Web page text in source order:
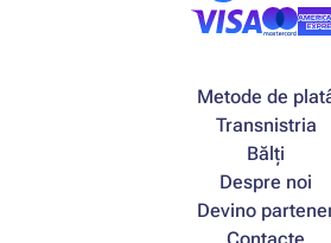
Metode de
Transnistria
Bălți
Despre noi
Devino